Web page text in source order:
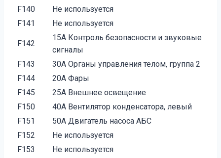
F140
Не используется
F141
Не используется
F142
15A Контроль безопасности и звуковые
сигналы
F143
30A Органы управления телом, группа 2
F144
20A Фары
F145
25A Внешнее освещение
F150
40A Вентилятор конденсатора, левый
F151
50A Двигатель насоса АБС
F152
Не используется
F153
Не используется